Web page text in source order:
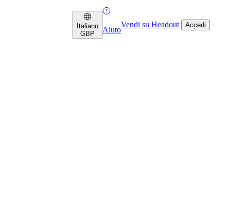
Italiano
GBP
Aiuto
Vendi su Headout Accedi